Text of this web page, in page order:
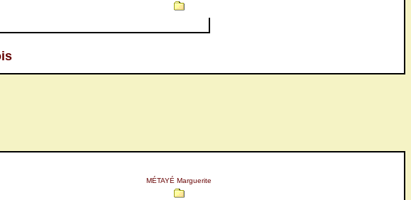
MÉTAYÉ Marguerite